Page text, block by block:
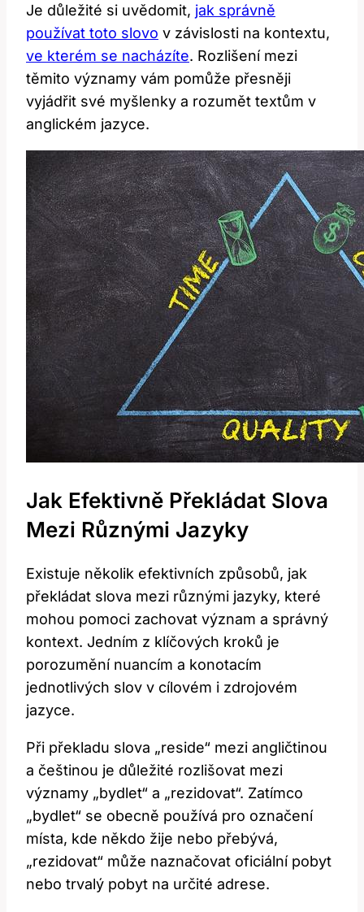
Je důležité si uvědomit, jak správně
používat toto slovo v závislosti na kontextu,
ve kterém se nacházíte. Rozlišení mezi
těmito významy vám pomůže přesněji
vyjádřit své myšlenky a rozumět textům v
anglickém jazyce.
Jak Efektivně Překládat Slova
Mezi Různými Jazyky
Existuje několik efektivních způsobů, jak
překládat slova mezi různými jazyky, které
mohou pomoci zachovat význam a správný
kontext. Jedním z klíčových kroků je
porozumění nuancím a konotacím
jednotlivých slov v cílovém i zdrojovém
jazyce.
Při překladu slova „reside“ mezi angličtinou
a češtinou je důležité rozlišovat mezi
významy „bydlet“ a „rezidovat“. Zatímco
„bydlet“ se obecně používá pro označení
místa, kde někdo žije nebo přebývá,
„rezidovat“ může naznačovat oficiální pobyt
nebo trvalý pobyt na určité adrese.